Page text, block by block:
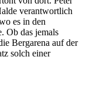
verantwortlich
es in den
Ob das jemals
Bergarena auf der
solch einer